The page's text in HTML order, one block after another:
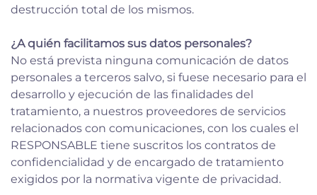
destrucción total de los mismos.
¿A quién facilitamos sus datos personales?
No está prevista ninguna comunicación de datos
personales a terceros salvo, si fuese necesario para el
desarrollo y ejecución de las finalidades del
tratamiento, a nuestros proveedores de servicios
relacionados con comunicaciones, con los cuales el
RESPONSABLE tiene suscritos los contratos de
confidencialidad y de encargado de tratamiento
exigidos por la normativa vigente de privacidad.